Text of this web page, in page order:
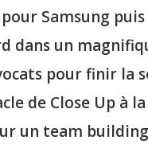
Samsung
dans un
pour finir la
de Close Up à
un team building